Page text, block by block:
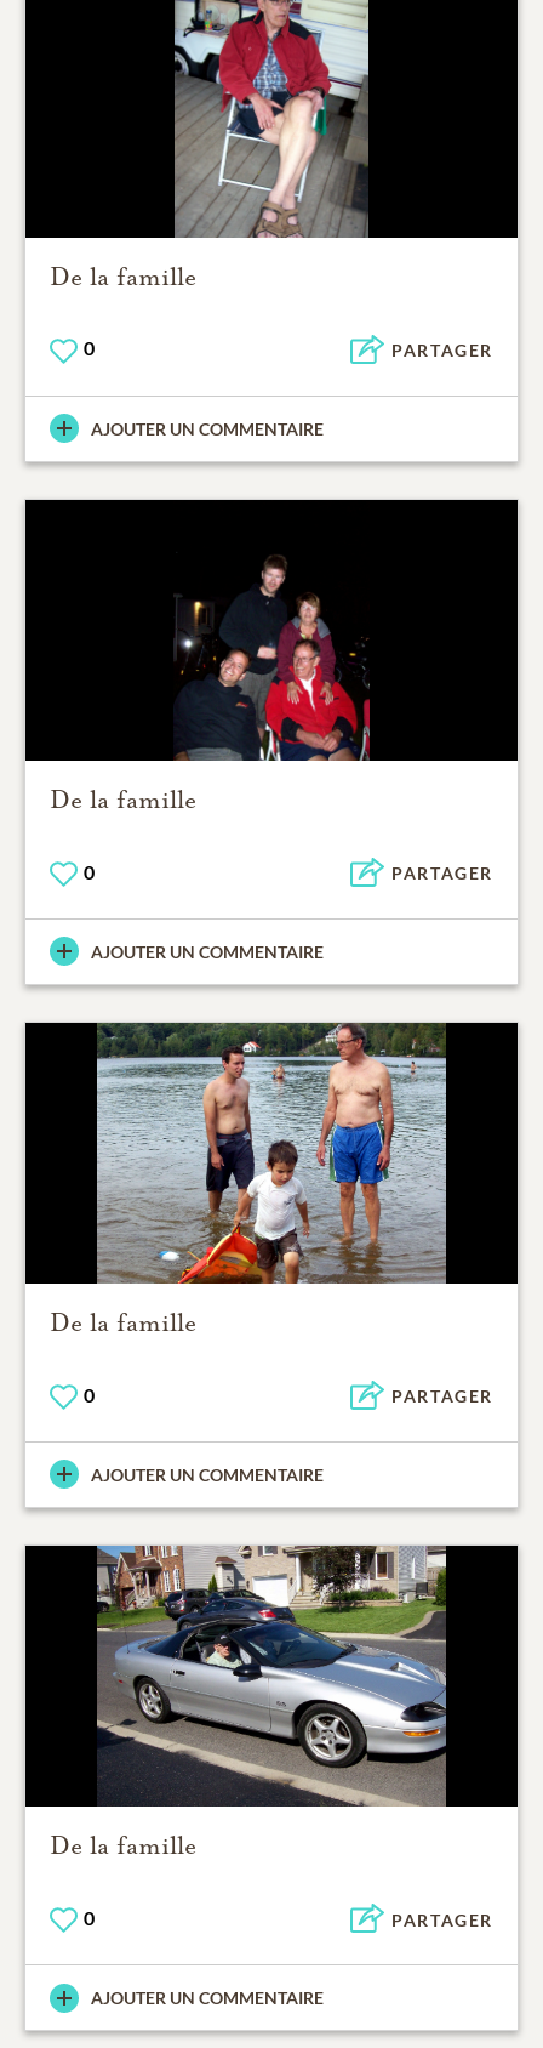
De la famille
0 PARTAGER
AJOUTER UN COMMENTAIRE
De la famille
0 PARTAGER
AJOUTER UN COMMENTAIRE
De la famille
0 PARTAGER
AJOUTER UN COMMENTAIRE
De la famille
0 PARTAGER
AJOUTER UN COMMENTAIRE